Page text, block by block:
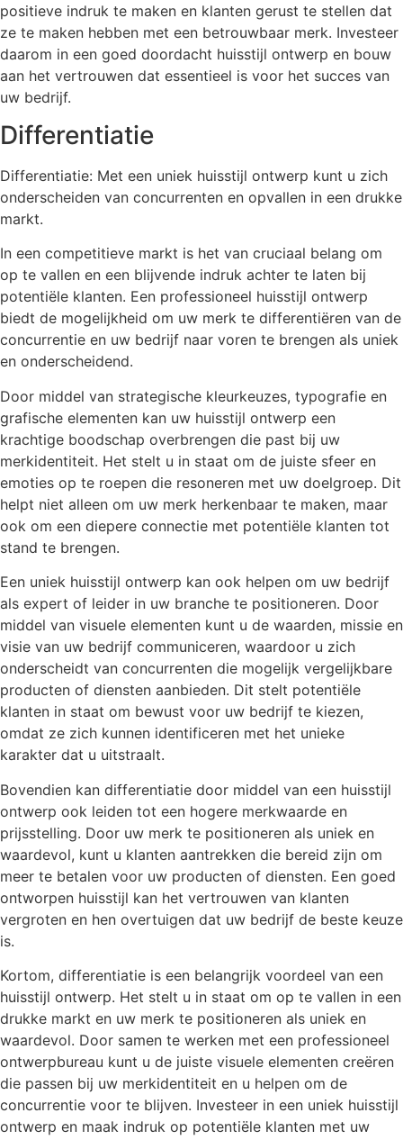
positieve indruk te maken en klanten gerust te stellen dat
ze te maken hebben met een betrouwbaar merk. Investeer
daarom in een goed doordacht huisstijl ontwerp en bouw
aan het vertrouwen dat essentieel is voor het succes van
uw bedrijf.
Differentiatie
Differentiatie: Met een uniek huisstijl ontwerp kunt u zich
onderscheiden van concurrenten en opvallen in een drukke
markt.
In een competitieve markt is het van cruciaal belang om
op te vallen en een blijvende indruk achter te laten bij
potentiële klanten. Een professioneel huisstijl ontwerp
biedt de mogelijkheid om uw merk te differentiëren van de
concurrentie en uw bedrijf naar voren te brengen als uniek
en onderscheidend.
Door middel van strategische kleurkeuzes, typografie en
grafische elementen kan uw huisstijl ontwerp een
krachtige boodschap overbrengen die past bij uw
merkidentiteit. Het stelt u in staat om de juiste sfeer en
emoties op te roepen die resoneren met uw doelgroep. Dit
helpt niet alleen om uw merk herkenbaar te maken, maar
ook om een diepere connectie met potentiële klanten tot
stand te brengen.
Een uniek huisstijl ontwerp kan ook helpen om uw bedrijf
als expert of leider in uw branche te positioneren. Door
middel van visuele elementen kunt u de waarden, missie en
visie van uw bedrijf communiceren, waardoor u zich
onderscheidt van concurrenten die mogelijk vergelijkbare
producten of diensten aanbieden. Dit stelt potentiële
klanten in staat om bewust voor uw bedrijf te kiezen,
omdat ze zich kunnen identificeren met het unieke
karakter dat u uitstraalt.
Bovendien kan differentiatie door middel van een huisstijl
ontwerp ook leiden tot een hogere merkwaarde en
prijsstelling. Door uw merk te positioneren als uniek en
waardevol, kunt u klanten aantrekken die bereid zijn om
meer te betalen voor uw producten of diensten. Een goed
ontworpen huisstijl kan het vertrouwen van klanten
vergroten en hen overtuigen dat uw bedrijf de beste keuze
is.
Kortom, differentiatie is een belangrijk voordeel van een
huisstijl ontwerp. Het stelt u in staat om op te vallen in een
drukke markt en uw merk te positioneren als uniek en
waardevol. Door samen te werken met een professioneel
ontwerpbureau kunt u de juiste visuele elementen creëren
die passen bij uw merkidentiteit en u helpen om de
concurrentie voor te blijven. Investeer in een uniek huisstijl
ontwerp en maak indruk op potentiële klanten met uw